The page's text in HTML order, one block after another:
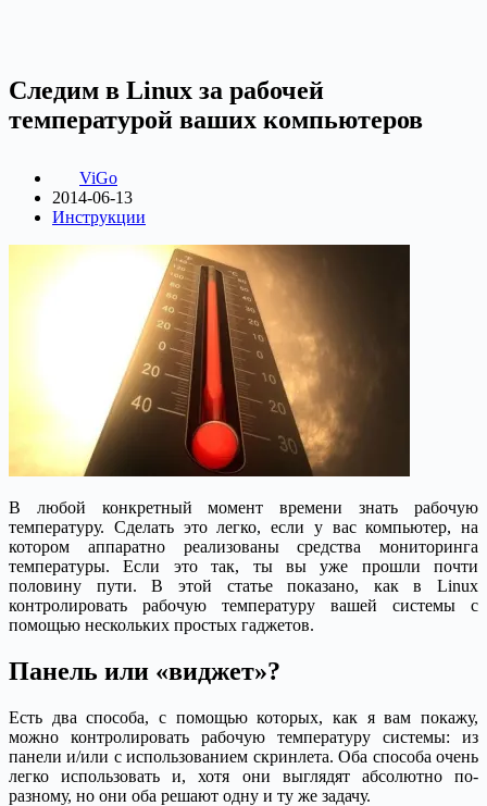
Следим в Linux за рабочей
температурой ваших компьютеров
ViGo
2014-06-13
Инструкции
В любой конкретный момент времени знать рабочую
температуру. Сделать это легко, если у вас компьютер, на
котором аппаратно реализованы средства мониторинга
температуры. Если это так, ты вы уже прошли почти
половину пути. В этой статье показано, как в Linux
контролировать рабочую температуру вашей системы с
помощью нескольких простых гаджетов.
Панель или «виджет»?
Есть два способа, с помощью которых, как я вам покажу,
можно контролировать рабочую температуру системы: из
панели и/или с использованием скринлета. Оба способа очень
легко использовать и, хотя они выглядят абсолютно по-
разному, но они оба решают одну и ту же задачу.